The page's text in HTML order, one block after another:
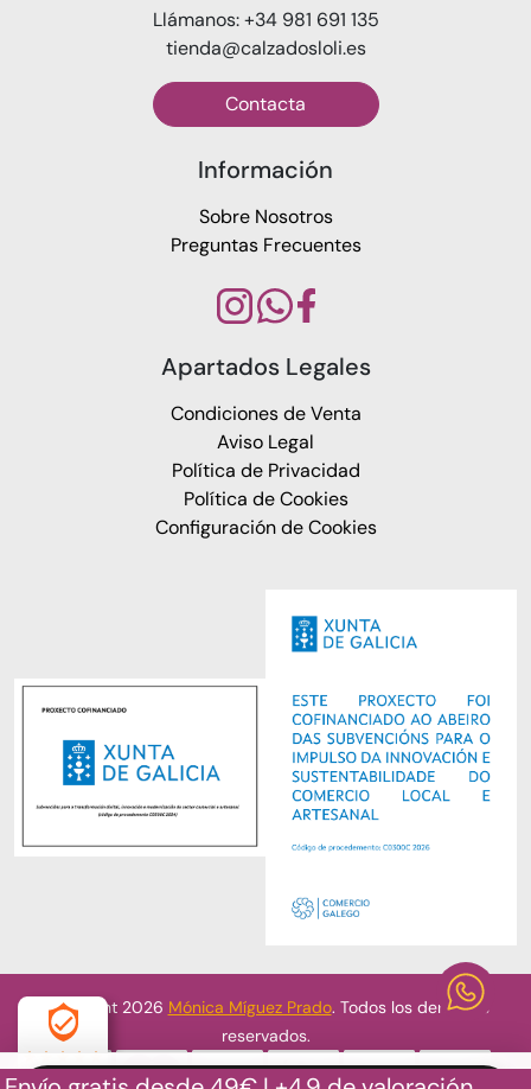
Llámanos: +34 981 691 135
tienda@calzadosloli.es
Contacta
Información
Sobre Nosotros
Preguntas Frecuentes
Apartados Legales
Condiciones de Venta
Aviso Legal
Política de Privacidad
Política de Cookies
Configuración de Cookies
Copyright 2026 Mónica Míguez Prado. Todos los derechos
reservados.
4.9